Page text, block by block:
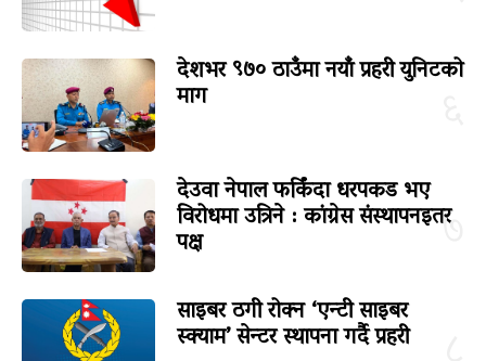
देशभर ९७० ठाउँमा नयाँ प्रहरी युनिटको
माग
७
देउवा नेपाल फर्किंदा धरपकड भए
विरोधमा उत्रिने : कांग्रेस संस्थापनइतर
पक्ष
साइबर ठगी रोक्न ‘एन्टी साइबर
स्क्याम’ सेन्टर स्थापना गर्दै प्रहरी